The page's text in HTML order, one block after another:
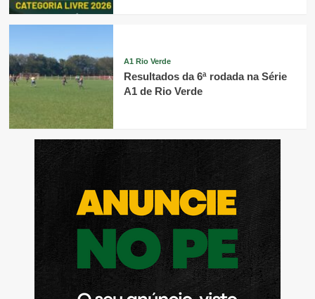
A1 Rio Verde
Resultados da 6ª rodada na Série
A1 de Rio Verde